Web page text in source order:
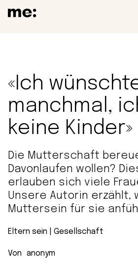
«Ich
manchmal,
keine Kinder»
Die Mutterschaft
Davonlaufen wollen?
erlauben sich viele
Unsere Autorin erzählt,
Muttersein für sie
Eltern sein Gesellschaft
Von anonym